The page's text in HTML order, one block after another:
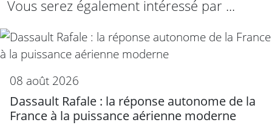
Vous serez également intéressé par ...
08 août 2026
Dassault Rafale : la réponse autonome de la
France à la puissance aérienne moderne